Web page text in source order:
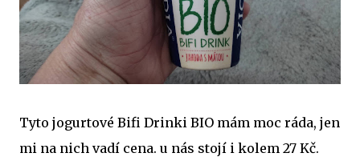
Tyto jogurtové Bifi Drinki BIO mám moc ráda, jen
mi na nich vadí cena. u nás stojí i kolem 27 Kč.